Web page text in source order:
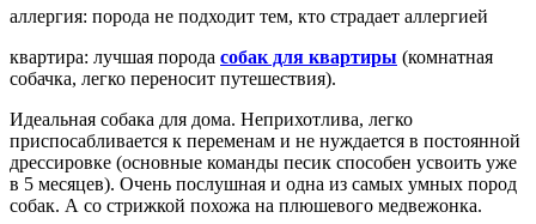
аллергия: порода не подходит тем, кто страдает аллергией
квартира: лучшая порода собак для квартиры (комнатная
собачка, легко переносит путешествия).
Идеальная собака для дома. Неприхотлива, легко
приспосабливается к переменам и не нуждается в постоянной
дрессировке (основные команды песик способен усвоить уже
в 5 месяцев). Очень послушная и одна из самых умных пород
собак. А со стрижкой похожа на плюшевого медвежонка.